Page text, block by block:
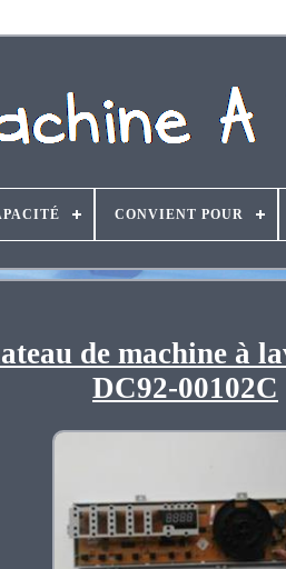
CONVIENT POUR
de machine à
DC92-00102C